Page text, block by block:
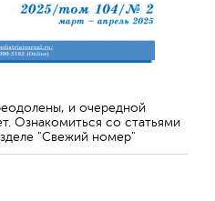
и очередной
Ознакомиться со статьями
"Свежий номер"